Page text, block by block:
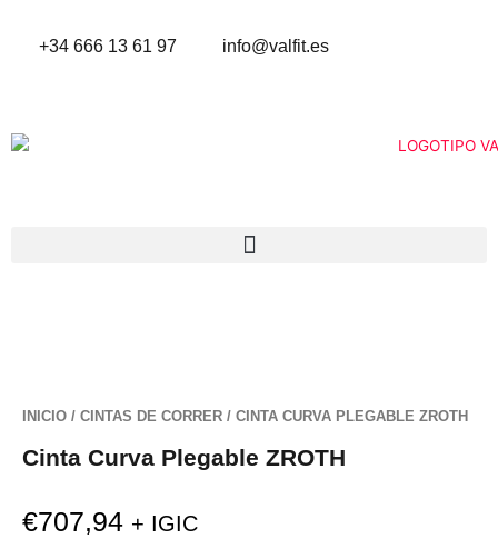
+34 666 13 61 97 info@valfit.es
INICIO / CINTAS DE CORRER / CINTA CURVA PLEGABLE ZROTH
Cinta Curva Plegable ZROTH
€707,94 + IGIC